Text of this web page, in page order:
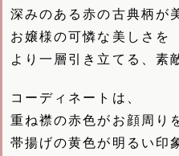
深みのある赤の古典柄が
お嬢様の可憐な美しさを
より一層引き立てる、素
コーディネートは、
重ね襟の赤色がお顔周り
帯揚げの黄色が明るい印